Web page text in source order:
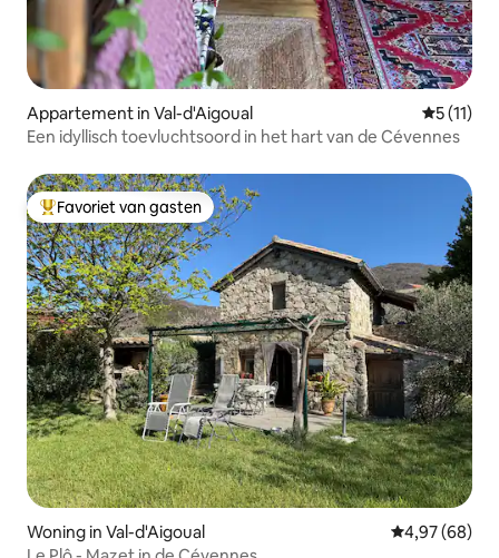
Appartement in Val-d'Aigoual
5 (11)
Een idyllisch toevluchtsoord in het hart van de Cévennes
Topfavoriet van gasten
Favoriet van gasten
Woning in Val-d'Aigoual Gemiddelde
4,97 (68)